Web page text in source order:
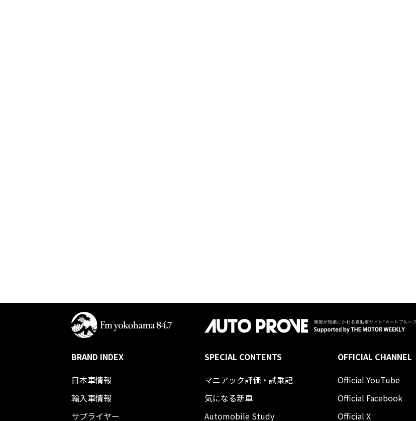
BRAND INDEX
日本車情報​
輸入車情報
サプライヤー
SPECIAL CONTENTS
マニアック評価・試乗記
気になる新車
Automobile Study
OFFICIAL CHANNEL
Official YouTube
Official Facebook
Official X